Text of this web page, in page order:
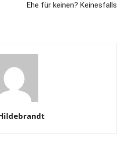
Ehe für keinen? Keinesfalls